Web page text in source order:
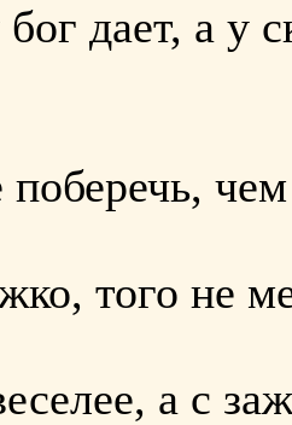
дает, а у
того не
а с